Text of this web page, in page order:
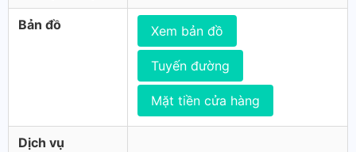
Bản đồ Xem bản đồ
Tuyến đường
Mặt tiền cửa hàng
Dịch vụ